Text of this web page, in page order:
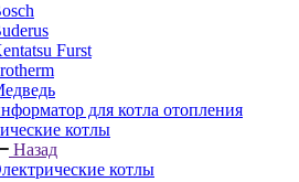
Furst
для котла отопления
котлы
Назад
котлы